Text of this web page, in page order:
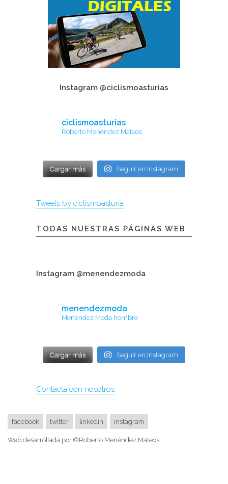
Instagram @ciclismoasturias
ciclismoasturias
Roberto Menéndez Mateos
Cargar más Seguir en Instagram
Tweets by ciclismoasturia
TODAS NUESTRAS PÁGINAS WEB
Instagram @menendezmoda
menendezmoda
Menéndez Moda hombre
Cargar más Seguir en Instagram
Contacta con nosotros
facebook twitter linkedin instagram
Web desarrollada por ©Roberto Menéndez Mateos